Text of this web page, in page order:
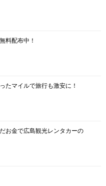
料配布中！
たマイルで旅行も激安に！
お金で広島観光レンタカーの